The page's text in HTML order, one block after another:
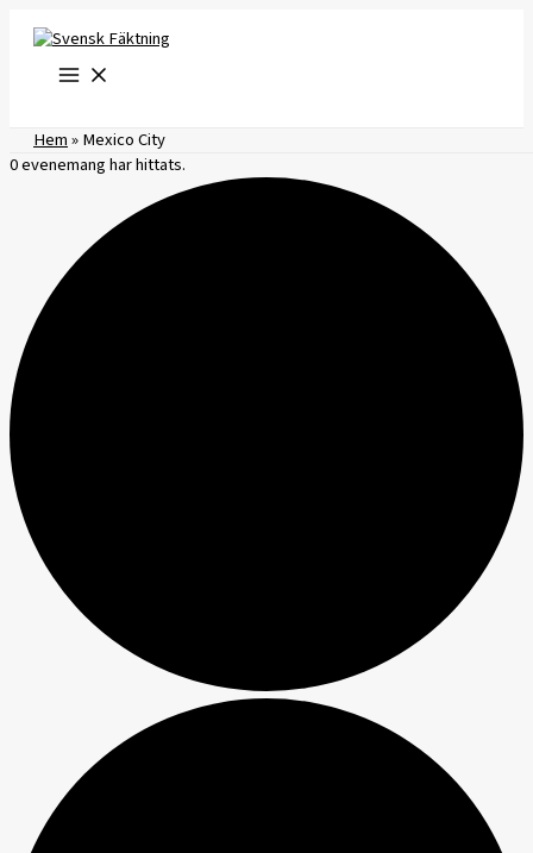
innehåll
Hem»Mexico City
0 evenemang har hittats.